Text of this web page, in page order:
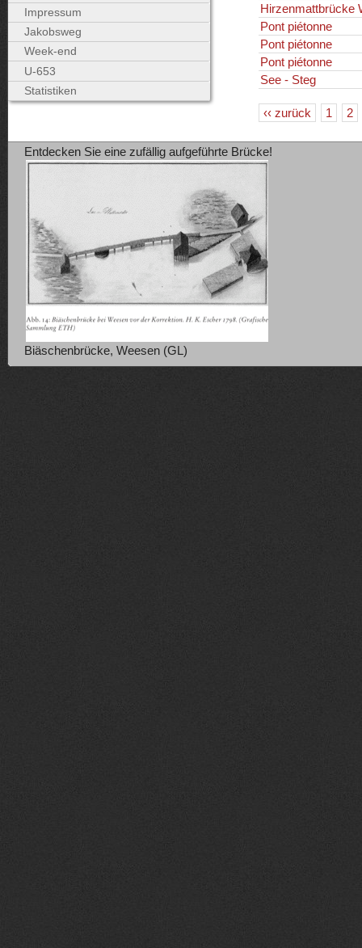
Hirzenmattbrücke
Pont piétonne
Pont piétonne
Pont piétonne
See - Steg
‹‹ zurück 1 2
Impressum
Jakobsweg
Week-end
U-653
Statistiken
Entdecken Sie eine zufällig aufgeführte Brücke!
Biäschenbrücke, Weesen (GL)